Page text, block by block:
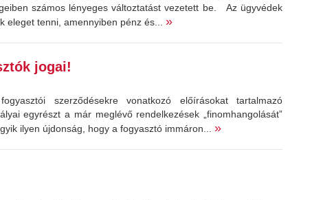
számos lényeges változtatást vezetett be. Az ügyvédek
eleget tenni, amennyiben pénz és... »
jogai!
szerződésekre vonatkozó előírásokat tartalmazó
egyrészt a már meglévő rendelkezések „finomhangolását”
ilyen újdonság, hogy a fogyasztó immáron... »